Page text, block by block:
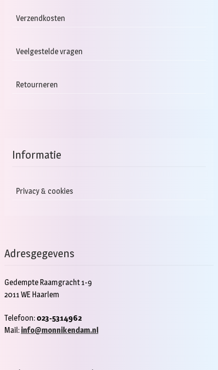
Verzendkosten
Veelgestelde vragen
Retourneren
Informatie
Privacy & cookies
Adresgegevens
Gedempte Raamgracht 1-9
2011 WE Haarlem
Telefoon: 023-5314962
Mail: info@monnikendam.nl